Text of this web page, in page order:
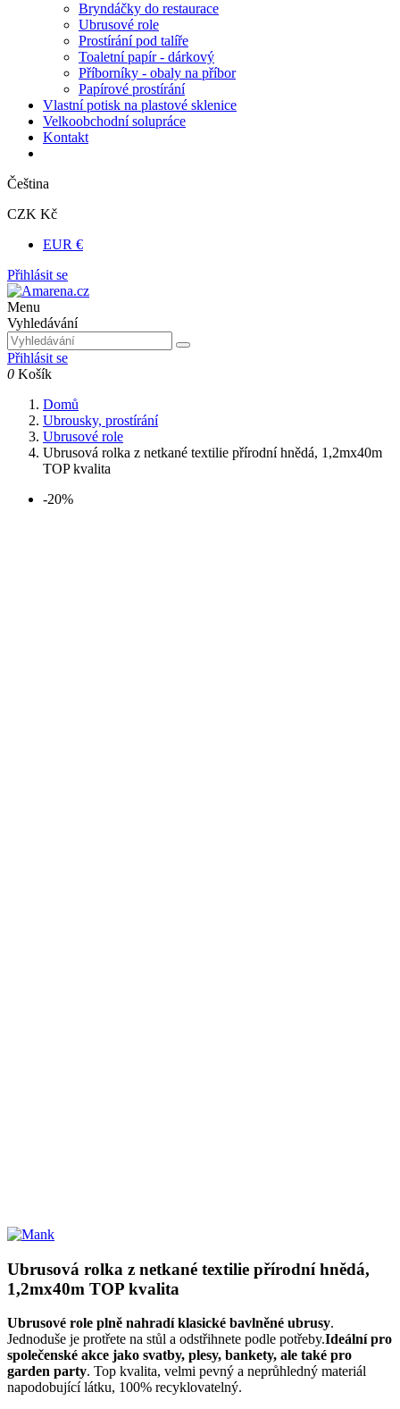
Bryndáčky do restaurace
Ubrusové role
Prostírání pod talíře
Toaletní papír - dárkový
Příborníky - obaly na příbor
Papírové prostírání
Vlastní potisk na plastové sklenice
Velkoobchodní solupráce
Kontakt
Čeština
CZK Kč
EUR €
Přihlásit se
Menu
Vyhledávání
Přihlásit se
0 Košík
Domů
Ubrousky, prostírání
Ubrusové role
Ubrusová rolka z netkané textilie přírodní hnědá, 1,2mx40m
TOP kvalita
-20%
Ubrusová rolka z netkané textilie přírodní hnědá,
1,2mx40m TOP kvalita
Ubrusové role plně nahradí klasické bavlněné ubrusy.
Jednoduše je protřete na stůl a odstřihnete podle potřeby.Ideální pro
společenské akce jako svatby, plesy, bankety, ale také pro
garden party. Top kvalita, velmi pevný a neprůhledný materiál
napodobující látku, 100% recyklovatelný.